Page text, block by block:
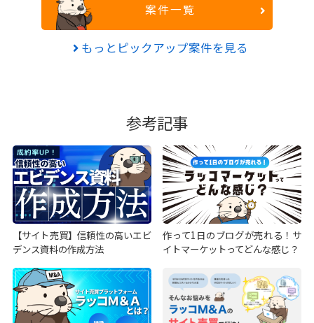
案件一覧
もっとピックアップ案件を見る
参考記事
【サイト売買】信頼性の高いエビ
デンス資料の作成方法
作って1日のブログが売れる！サ
イトマーケットってどんな感じ？